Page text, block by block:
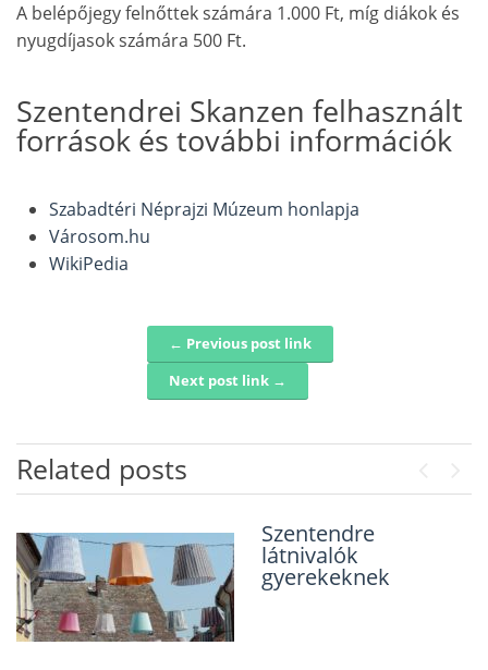
A belépőjegy felnőttek számára 1.000 Ft, míg diákok és
nyugdíjasok számára 500 Ft.
Szentendrei Skanzen felhasznált
források és további információk
Szabadtéri Néprajzi Múzeum honlapja
Városom.hu
WikiPedia
Post navigation← Previous post link
Next post link →
Related posts
Szentendre
látnivalók
gyerekeknek
Lajos forrás